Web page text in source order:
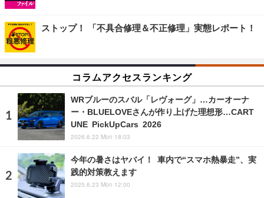
ストップ！ 「不具合修理＆不正修理」実態レポート！
コラムアクセスランキング
WRブルーのスバル「レヴォーグ」…カーオーナ
ー・BLUELOVEさんが作り上げた理想形…CART
UNE PickUpCars 2026
2026.6.22 Mon 18:03
今年の暑さはヤバイ！ 車内で“スマホ熱暴走”、実
践的対策教えます
2025.6.23 Mon 12:00